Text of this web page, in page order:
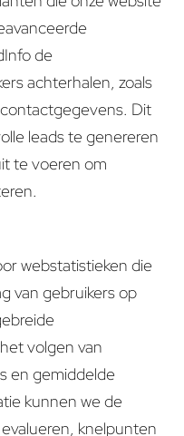
de
achterhalen, zoals
Dit
leads te genereren
te voeren om
webstatistieken die
van gebruikers op
volgen van
en gemiddelde
kunnen we de
knelpunten